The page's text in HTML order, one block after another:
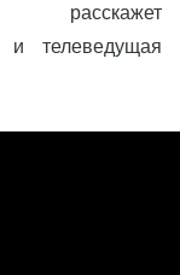
расскажет
и телеведущая